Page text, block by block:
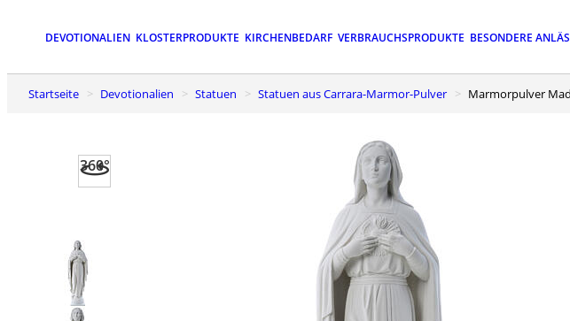
DEVOTIONALIEN KLOSTERPRODUKTE KIRCHENBEDARF VERBRAUCHSPRODUKTE BESONDERE
Startseite Devotionalien Statuen Statuen aus Carrara-Marmor-Pulver Marmorpulver
360°